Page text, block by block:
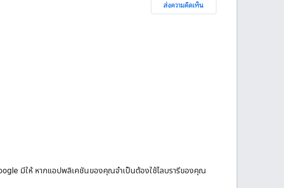
ส่งความคิดเห็น
มีให้ หากแอปพลิเคชันของคุณจำเป็นต้องใช้ไลบรารีของคุณ